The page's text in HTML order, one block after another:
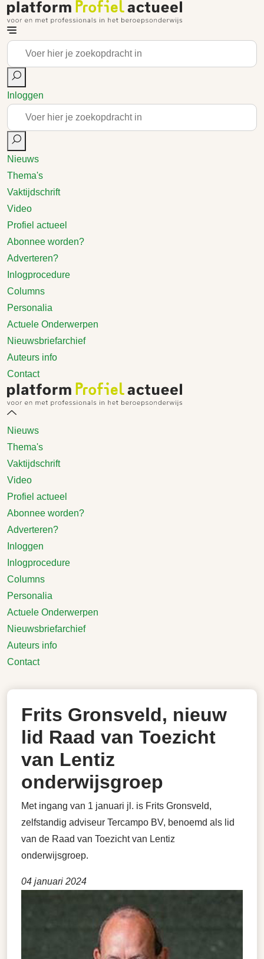
Inloggen
Nieuws
Thema's
Vaktijdschrift
Video
Profiel actueel
Abonnee worden?
Adverteren?
Inlogprocedure
Columns
Personalia
Actuele Onderwerpen
Nieuwsbriefarchief
Auteurs info
Contact
Nieuws
Thema's
Vaktijdschrift
Video
Profiel actueel
Abonnee worden?
Adverteren?
Inloggen
Inlogprocedure
Columns
Personalia
Actuele Onderwerpen
Nieuwsbriefarchief
Auteurs info
Contact
Frits Gronsveld, nieuw
lid Raad van Toezicht
van Lentiz
onderwijsgroep
Met ingang van 1 januari jl. is Frits Gronsveld,
zelfstandig adviseur Tercampo BV, benoemd als lid
van de Raad van Toezicht van Lentiz
onderwijsgroep.
04 januari 2024